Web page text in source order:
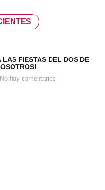
LAS FIESTAS DEL DOS DE
No hay comentarios